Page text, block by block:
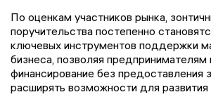
По оценкам участников рынка,
поручительства постепенно
ключевых инструментов поддержки
бизнеса, позволяя предпринимателям
финансирование без предоставления
расширять возможности для развития